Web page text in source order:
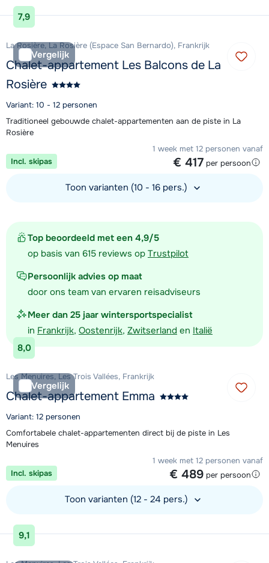
Top beoordeeld met een 4,9/5
op basis van 615 reviews op Trustpilot
Persoonlijk advies op maat
door ons team van ervaren reisadviseurs
Meer dan 25 jaar wintersportspecialist
in Frankrijk, Oostenrijk, Zwitserland en Italië
Bekijk accommodatie
7,9
Vergelijk
La Rosière, La Rosière (Espace San Bernardo), Frankrijk
Chalet-appartement Les Balcons de La
Rosière
Variant: 10 - 12 personen
Traditioneel gebouwde chalet-appartementen aan de piste in La
Rosière
1 week met 12 personen vanaf
€ 417 per persoon
Incl. skipas
Toon varianten (10 - 16 pers.)
8,0
Vergelijk
Les Menuires, Les Trois Vallées, Frankrijk
Chalet-appartement Emma
Variant: 12 personen
Comfortabele chalet-appartementen direct bij de piste in Les
Menuires
1 week met 12 personen vanaf
€ 489 per persoon
Incl. skipas
Toon varianten (12 - 24 pers.)
Bekijk accommodatie
9,1